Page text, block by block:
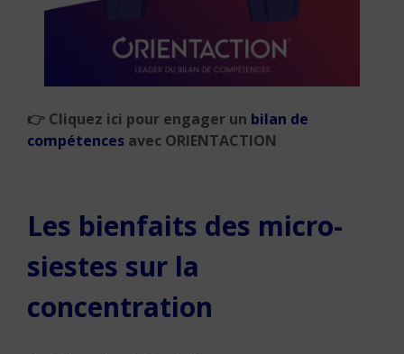
👉 Cliquez ici pour engager un bilan de
compétences avec ORIENTACTION
Les bienfaits des micro-
siestes sur la
concentration